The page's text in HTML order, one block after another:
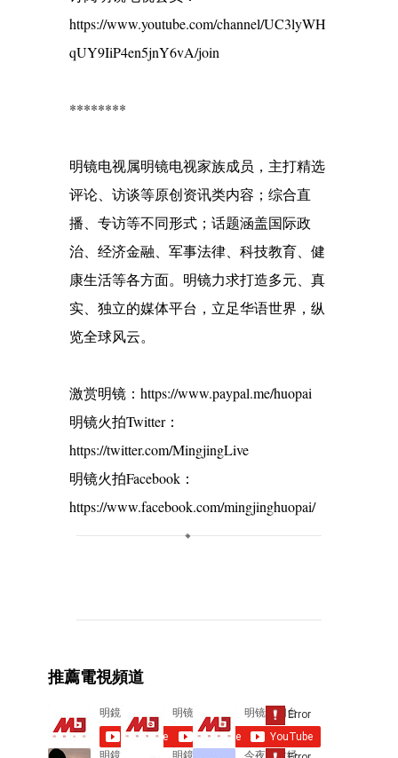
https://www.youtube.com/channel/UC3lyWH
qUY9IiP4en5jnY6vA/join
********
明镜电视属明镜电视家族成员，主打精选
评论、访谈等原创资讯类内容；综合直
播、专访等不同形式；话题涵盖国际政
治、经济金融、军事法律、科技教育、健
康生活等各方面。明镜力求打造多元、真
实、独立的媒体平台，立足华语世界，纵
览全球风云。
激赏明镜：https://www.paypal.me/huopai
明镜火拍Twitter：
https://twitter.com/MingjingLive
明镜火拍Facebook：
https://www.facebook.com/mingjinghuopai/
n
t
s
推薦電視頻道